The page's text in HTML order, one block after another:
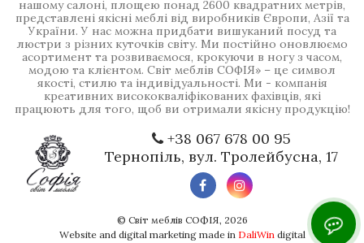
нашому салоні, площею понад 2600 квадратних метрів,
представлені якісні меблі від виробників Європи, Азії та
України. У нас можна придбати вишуканий посуд та
люстри з різних куточків світу. Ми постійно оновлюємо
асортимент та розвиваємося, крокуючи в ногу з часом,
модою та клієнтом. Світ меблів СОФІЯ» – це символ
якості, стилю та індивідуальності. Ми - компанія
креативних висококваліфікованих фахівців, які
працюють для того, щоб ви отримали якісну продукцію!
+38 067 678 00 95
Тернопіль, вул. Тролейбусна, 17
© Світ меблів СОФІЯ, 2026
Website and digital marketing made in DaliWindigital